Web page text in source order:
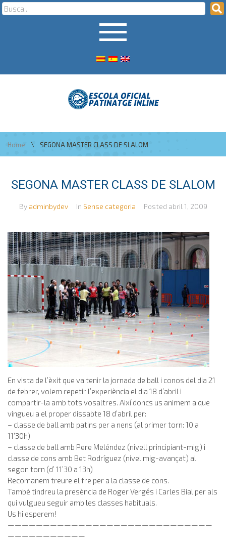
Home \ SEGONA MASTER CLASS DE SLALOM
SEGONA MASTER CLASS DE SLALOM
By adminbydev In Sense categoria Posted abril 1, 2009
En vista de l’èxit que va tenir la jornada de ball i conos del dia 21
de febrer, volem repetir l’experiència el dia 18 d’abril i
compartir-la amb tots vosaltres. Així doncs us animem a que
vingueu a el proper dissabte 18 d’abril per:
– classe de ball amb patins per a nens (al primer torn: 10 a
11’30h)
– classe de ball amb Pere Meléndez (nivell principiant-mig) i
classe de cons amb Bet Rodríguez (nivel mig-avançat) al
segon torn (d’ 11’30 a 13h)
Recomanem treure el fre per a la classe de cons.
També tindreu la presència de Roger Vergés i Carles Bial per als
qui vulgueu seguir amb les classes habituals.
Us hi esperem!
—————————————————————————————
———————————